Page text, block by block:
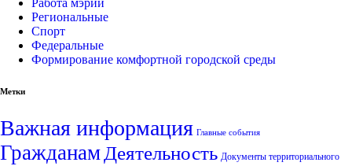
Работа мэрии
Региональные
Спорт
Федеральные
Формирование комфортной городской среды
Метки
Важная информация Главные события
Гражданам Деятельность Документы территориального